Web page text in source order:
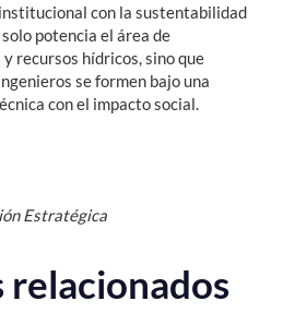
con la sustentabilidad
potencia el área de
recursos hídricos, sino que
se formen bajo una
con el impacto social.
Estratégica